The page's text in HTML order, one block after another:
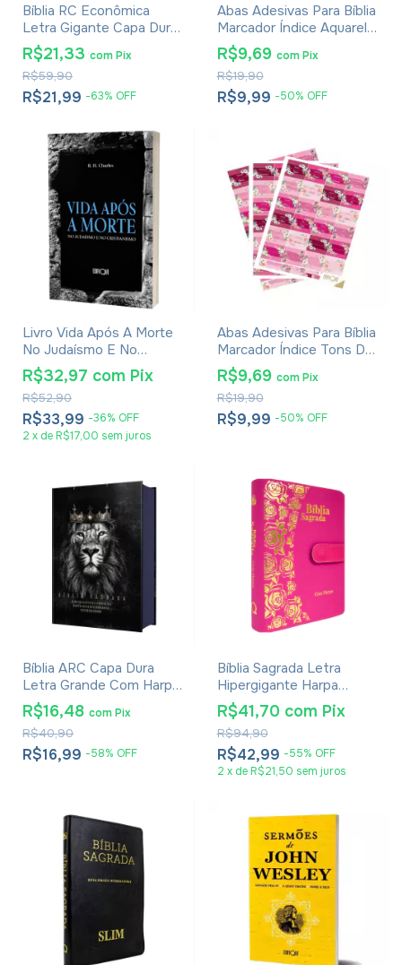
Bíblia RC Econômica
Letra Gigante Capa Dura
Com Harpa E Corinhos
Flores Pink
R$21,99 -63% OFF
R$59,90
R$21,33 comPix
Abas Adesivas Para Bíblia
Marcador Índice Aquarela
Pacote Com 3
R$9,99 -50% OFF
R$19,90
R$9,69 com Pix
Livro Vida Após A Morte
No Judaísmo E No
Cristianismo
R$33,99 -36% OFF
R$52,90
R$32,97 com Pix
2 x de R$17,00 sem juros
Abas Adesivas Para Bíblia
Marcador Índice Tons De
Rosa Pacote Com 3
R$9,99 -50% OFF
R$19,90
R$9,69 com Pix
Bíblia ARC Capa Dura
Letra Grande Com Harpa
- Textos Coloridos - Leão
Rei Dos Reis
R$16,99 -58% OFF
R$40,90
R$16,48 comPix
Bíblia Sagrada Letra
Hipergigante Harpa
Avivada E Corinhos -
Carteira Pink
R$42,99 -55% OFF
R$94,90
R$41,70 com Pix
2 x de R$21,50 sem juros